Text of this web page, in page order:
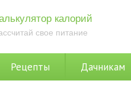
калорий
свое питание
Рецепты Дачникам